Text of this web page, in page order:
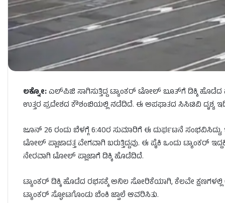
ಲಕ್ನೋ:ಎಲ್‌ಪಿಜಿ ಸಾಗಿಸುತ್ತಿದ್ದ ಟ್ಯಾಂಕರ್ ಟೋಲ್ ಬೂತ್‌ಗೆ ಡಿಕ್ಕಿ
ಉತ್ತರ ಪ್ರದೇಶದ ಕೌಶಂಬಿಯಲ್ಲಿ ನಡೆದಿದೆ. ಈ ಅಪಘಾತದ ಸಿಸಿಟಿವಿ ದೃಶ್ಯ
ಜೂನ್ 26 ರಂದು ಬೆಳಗ್ಗೆ 6:40ರ ಸುಮಾರಿಗೆ ಈ ದುರ್ಘಟನೆ
ಟೋಲ್ ಪ್ಲಾಜಾದತ್ತ ವೇಗವಾಗಿ ಬರುತ್ತಿದ್ದವು. ಈ ಪೈಕಿ ಒಂದು ಟ್ಯಾಂಕರ್
ನೇರವಾಗಿ ಟೋಲ್ ಪ್ಲಾಜಾಗೆ ಡಿಕ್ಕಿ ಹೊಡೆದಿದೆ.‌
ಟ್ಯಾಂಕರ್ ಡಿಕ್ಕಿ ಹೊಡೆದ ರಭಸಕ್ಕೆ ಅನಿಲ ಸೋರಿಕೆಯಾಗಿ, ಕೆಲವೇ
ಟ್ಯಾಂಕರ್‌ ಸ್ಫೋಟಗೊಂಡು ಬೆಂಕಿ ಜ್ವಾಲೆ ಆವರಿಸಿತು.